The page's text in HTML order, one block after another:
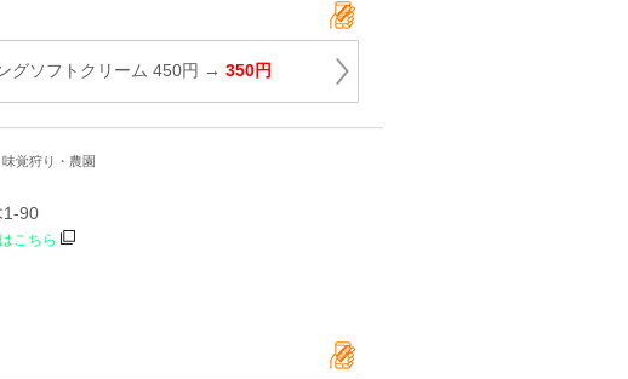
グソフトクリーム 450円 → 350円
覚狩り・農園
1-90
こちら